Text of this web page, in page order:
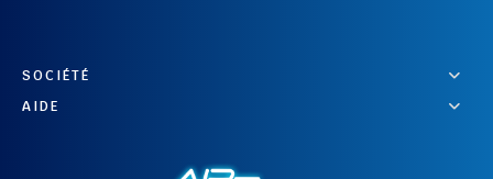
SOCIÉTÉ
AIDE